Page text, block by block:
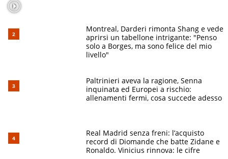
Montreal, Darderi rimonta Shang e vede
aprirsi un tabellone intrigante: "Penso
solo a Borges, ma sono felice del mio
livello"
Paltrinieri aveva la ragione, Senna
inquinata ed Europei a rischio:
allenamenti fermi, cosa succede adesso
Real Madrid senza freni: l’acquisto
record di Diomande che batte Zidane e
Ronaldo. Vinicius rinnova: le cifre